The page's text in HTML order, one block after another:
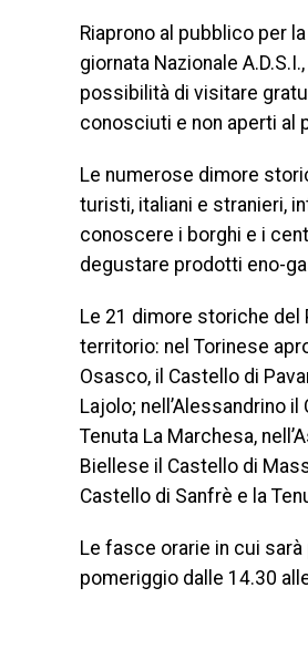
Riaprono al pubblico per
giornata Nazionale
possibilità di visitare
conosciuti e non aperti al
Le numerose dimore
turisti, italiani e stranieri,
conoscere i borghi e i
degustare prodotti eno-
Le 21 dimore storiche del
territorio: nel Torinese
Osasco, il Castello di
Lajolo; nell’Alessandrino
Tenuta La Marchesa,
Biellese il Castello di
Castello di Sanfrè e la
Le fasce orarie in cui
pomeriggio dalle 14.30